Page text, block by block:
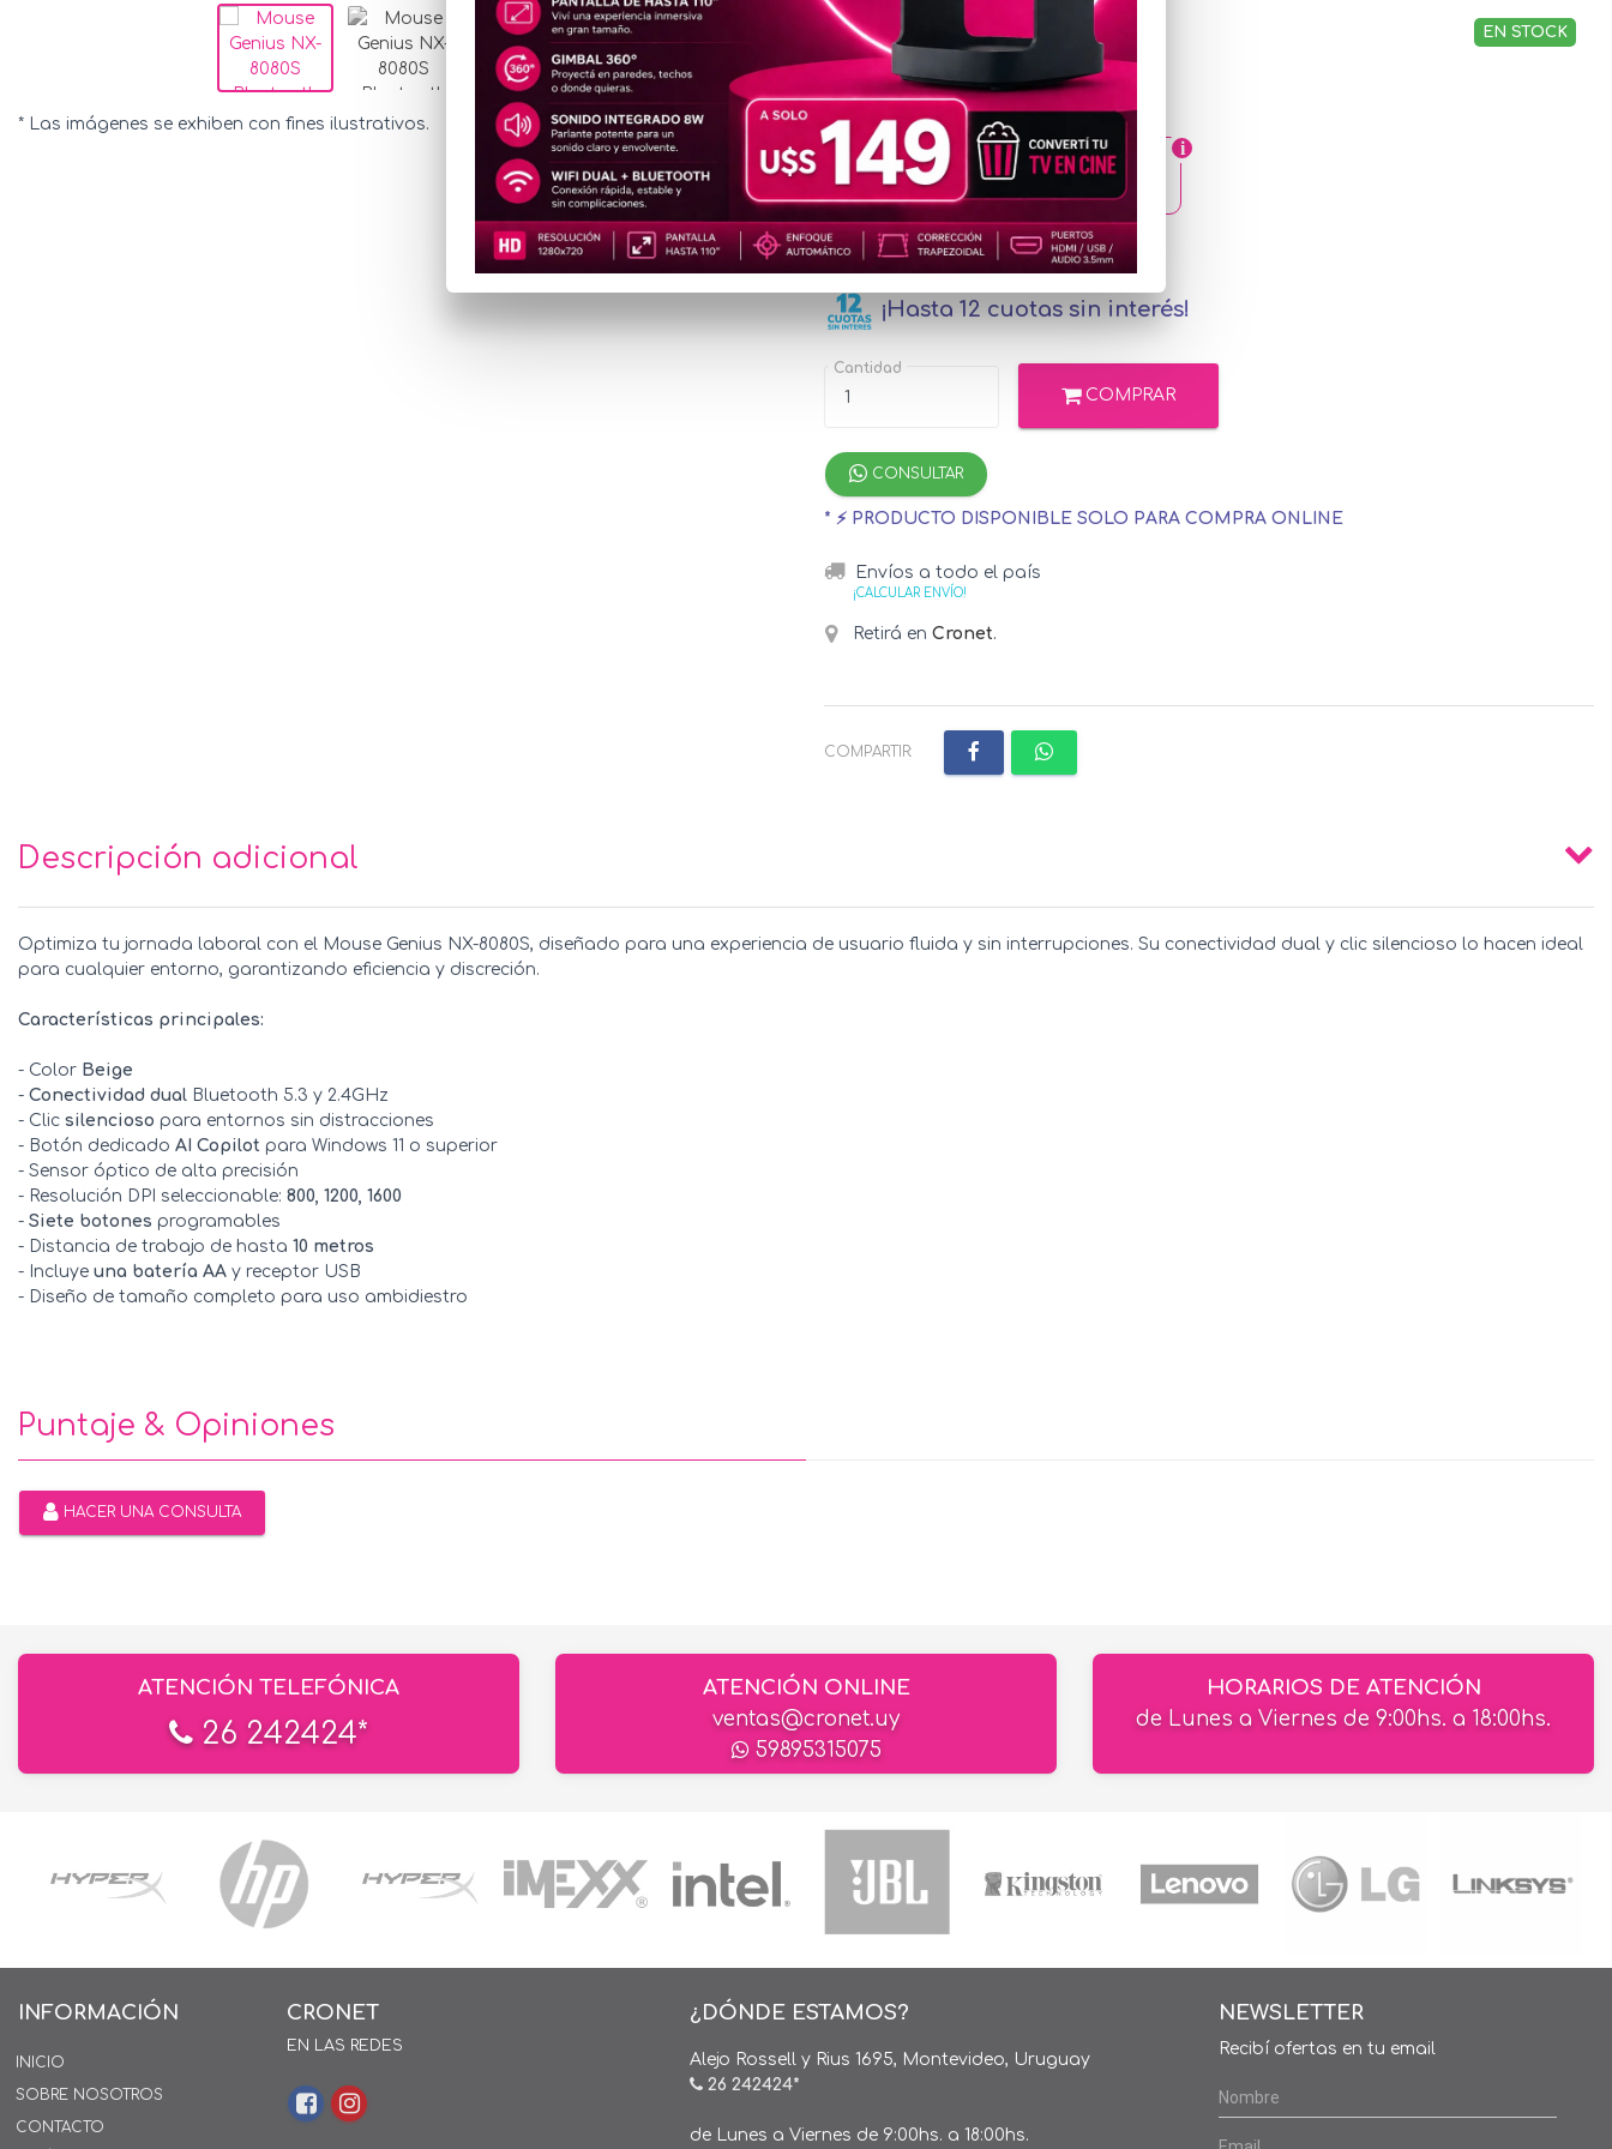
* Las imágenes se exhiben con fines ilustrativos.
MOU318 EN STOCK
u$s18,30
Precio
especial
u$s20.18 con MercadoPago
¡Hasta 12 cuotas sin interés!
Cantidad
COMPRAR
CONSULTAR
* ⚡ PRODUCTO DISPONIBLE SOLO PARA COMPRA ONLINE
Envíos a todo el país
¡CALCULAR ENVÍO!
Retirá en Cronet.
COMPARTIR:
Descripción adicional
Optimiza tu jornada laboral con el Mouse Genius NX-8080S, diseñado para una experiencia de usuario fluida y sin interrupciones. Su conectividad dual y clic silencioso lo hacen ideal
para cualquier entorno, garantizando eficiencia y discreción.
Características principales:
- Color Beige
- Conectividad dual Bluetooth 5.3 y 2.4GHz
- Clic silencioso para entornos sin distracciones
- Botón dedicado AI Copilot para Windows 11 o superior
- Sensor óptico de alta precisión
- Resolución DPI seleccionable: 800, 1200, 1600
- Siete botones programables
- Distancia de trabajo de hasta 10 metros
- Incluye una batería AA y receptor USB
- Diseño de tamaño completo para uso ambidiestro
Puntaje & Opiniones
HACER UNA CONSULTA
ATENCIÓN TELEFÓNICA
26 242424*
ATENCIÓN ONLINE
ventas@cronet.uy
59895315075
HORARIOS DE ATENCIÓN
de Lunes a Viernes de 9:00hs. a 18:00hs.
INFORMACIÓN
INICIO
SOBRE NOSOTROS
CONTACTO
CRONET
EN LAS REDES
¿DÓNDE ESTAMOS?
Alejo Rossell y Rius 1695, Montevideo, Uruguay
26 242424*
de Lunes a Viernes de 9:00hs. a 18:00hs.
NEWSLETTER
Recibí ofertas en tu email